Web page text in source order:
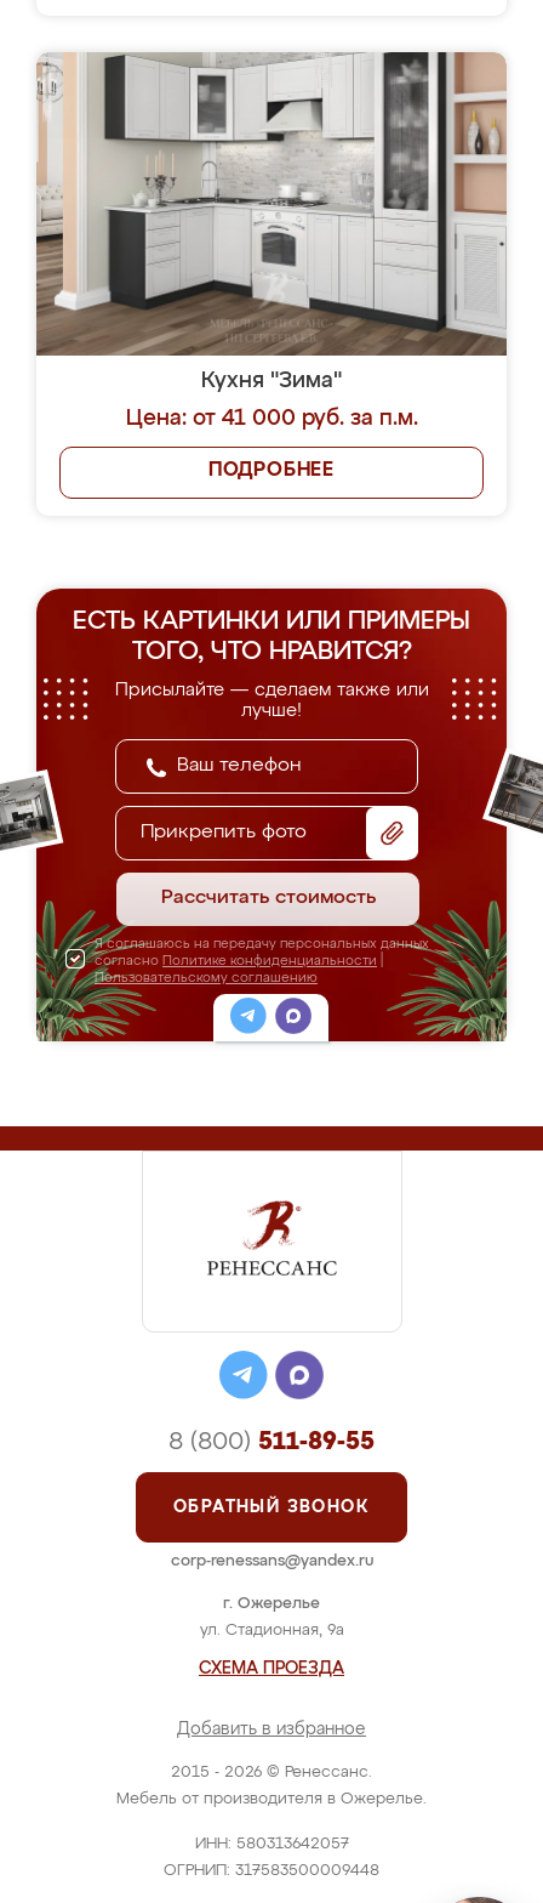
Кухня "Зима"
Цена: от 41 000 руб. за п.м.
ПОДРОБНЕЕ
ЕСТЬ КАРТИНКИ ИЛИ ПРИМЕРЫ
ТОГО, ЧТО НРАВИТСЯ?
Присылайте — сделаем также или
лучше!
Прикрепить фото
Рассчитать стоимость
Я соглашаюсь на передачу персональных данных
согласно Политике конфиденциальности
Пользовательскому соглашению
2015 - 2026 © Ренессанс.
Мебель от производителя в Ожерелье.
ИНН: 580313642057
ОГРНИП: 317583500009448
г. Ожерелье
ул. Стадионная, 9а
СХЕМА ПРОЕЗДА
Добавить в избранное
8 (800) 511-89-55
ОБРАТНЫЙ ЗВОНОК
corp-renessans@yandex.ru